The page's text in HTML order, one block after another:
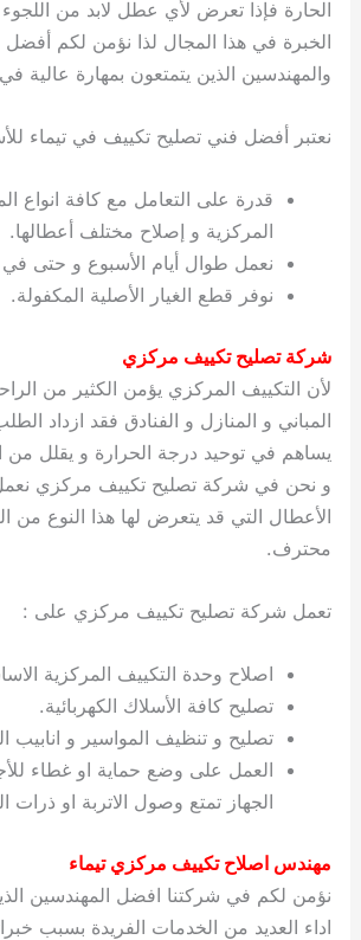
الحارة فإذا تعرض لأي عطل لابد من
الخبرة في هذا المجال لذا نؤمن لكم أفضل
والمهندسين الذين يتمتعون بمهارة عالية
نعتبر أفضل فني تصليح تكييف في تيماء
قدرة على التعامل مع كافة انواع
المركزية و إصلاح مختلف أعطالها.
نعمل طوال أيام الأسبوع و حتى
نوفر قطع الغيار الأصلية المكفولة.
شركة تصليح تكييف مركزي
لأن التكييف المركزي يؤمن الكثير من
المباني و المنازل و الفنادق فقد ازداد
يساهم في توحيد درجة الحرارة و يقلل من
و نحن في شركة تصليح تكييف مركزي
الأعطال التي قد يتعرض لها هذا النوع من
محترف.
تعمل شركة تصليح تكييف مركزي على :
اصلاح وحدة التكييف المركزية
تصليح كافة الأسلاك الكهربائية.
تصليح و تنظيف المواسير و انابيب
العمل على وضع حماية او غطاء
الجهاز تمتع وصول الاتربة او ذرات
مهندس اصلاح تكييف مركزي تيماء
نؤمن لكم في شركتنا افضل المهندسين
اداء العديد من الخدمات الفريدة بسبب